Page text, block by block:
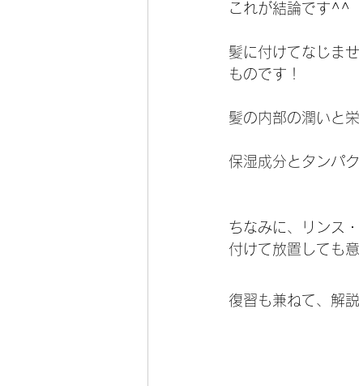
これが結論です^^
髪に付けてなじま
ものです！
髪の内部の潤いと
保湿成分とタンパ
ちなみに、リンス
付けて放置しても
復習も兼ねて、解